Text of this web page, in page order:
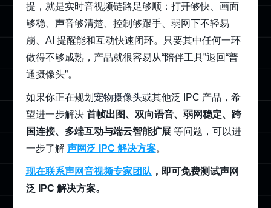
提，就是实时音视频链路足够顺：打开够快、画面
够稳、声音够清楚、控制够跟手、弱网下不轻易
崩、AI 提醒能和互动快速闭环。只要其中任何一环
做得不够成熟，产品就很容易从“陪伴工具”退回“普
通摄像头”。
如果你正在规划 宠物摄像头或其他泛 IPC 产品，希
望进一步解决 首帧出图、双向语音、弱网稳定、跨
国连接、多端互动与端云智能扩展等问题，可以进
一步了解 声网泛 IPC 解决方案。
现在联系声网音视频专家团队 ，即可免费测试声网
泛 IPC 解决方案。